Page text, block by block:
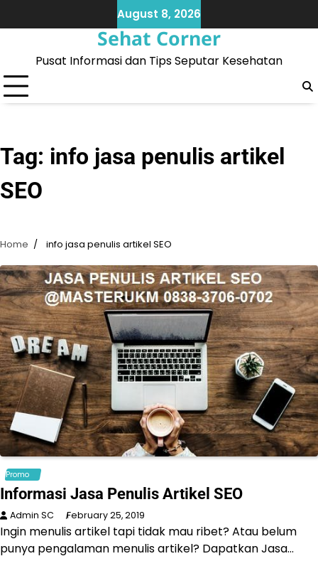
to
August 8, 2026
Sehat Corner
Pusat Informasi dan Tips Seputar Kesehatan
Tag: info jasa penulis artikel
SEO
Home info jasa penulis artikel SEO
Promo
Informasi Jasa Penulis Artikel SEO
Admin SC February 25, 2019
Ingin menulis artikel tapi tidak mau ribet? Atau belum
punya pengalaman menulis artikel? Dapatkan Jasa…